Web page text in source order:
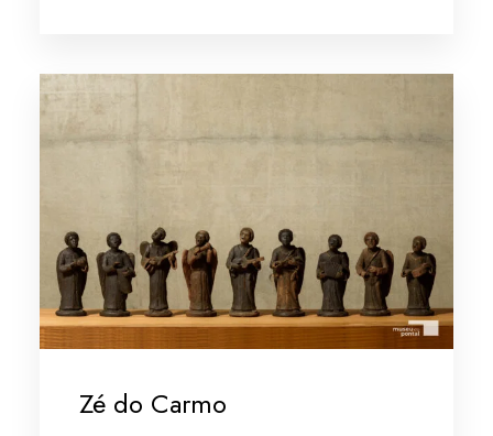
Zé do Carmo